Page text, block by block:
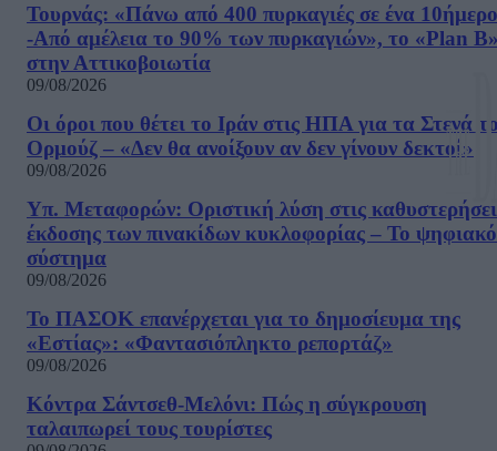
Τουρνάς: «Πάνω από 400 πυρκαγιές σε ένα 10ήμερο
-Από αμέλεια το 90% των πυρκαγιών», το «Plan
στην Αττικοβοιωτία
09/08/2026
Οι όροι που θέτει το Ιράν στις ΗΠΑ για τα Στενά
Ορμούζ – «Δεν θα ανοίξουν αν δεν γίνουν δεκτοί»
09/08/2026
Υπ. Μεταφορών: Οριστική λύση στις
έκδοσης των πινακίδων κυκλοφορίας – Το ψηφιακό
σύστημα
09/08/2026
Το ΠΑΣΟΚ επανέρχεται για το δημοσίευμα της
«Εστίας»: «Φαντασιόπληκτο ρεπορτάζ»
09/08/2026
Κόντρα Σάντσεθ-Μελόνι: Πώς η σύγκρουση
ταλαιπωρεί τους τουρίστες